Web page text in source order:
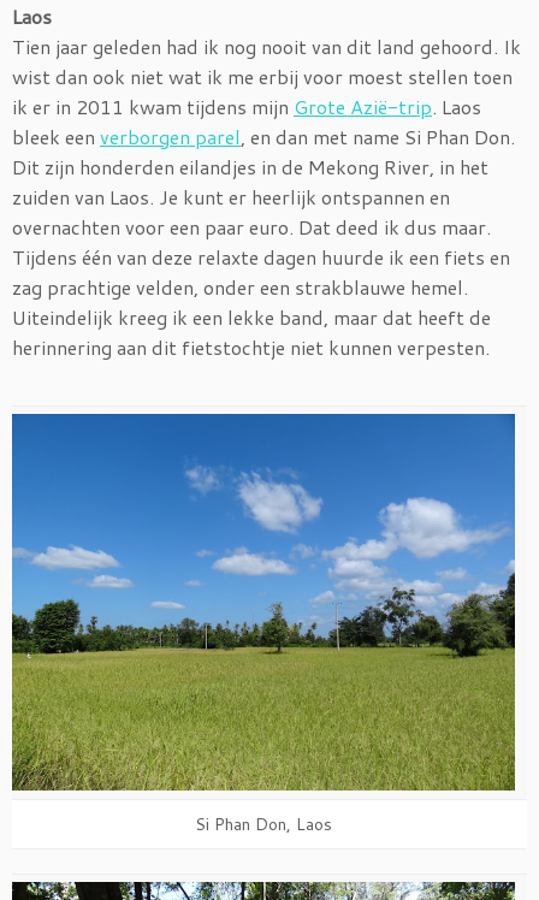
Laos
Tien jaar geleden had ik nog nooit van dit land gehoord. Ik
wist dan ook niet wat ik me erbij voor moest stellen toen
ik er in 2011 kwam tijdens mijn Grote Azië-trip. Laos
bleek een verborgen parel, en dan met name Si Phan Don.
Dit zijn honderden eilandjes in de Mekong River, in het
zuiden van Laos. Je kunt er heerlijk ontspannen en
overnachten voor een paar euro. Dat deed ik dus maar.
Tijdens één van deze relaxte dagen huurde ik een fiets en
zag prachtige velden, onder een strakblauwe hemel.
Uiteindelijk kreeg ik een lekke band, maar dat heeft de
herinnering aan dit fietstochtje niet kunnen verpesten.
Si Phan Don, Laos